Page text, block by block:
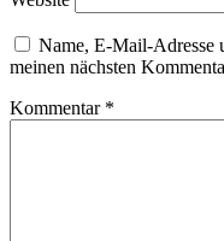
Name, E-Mail-Adresse
meinen nächsten
Kommentar *